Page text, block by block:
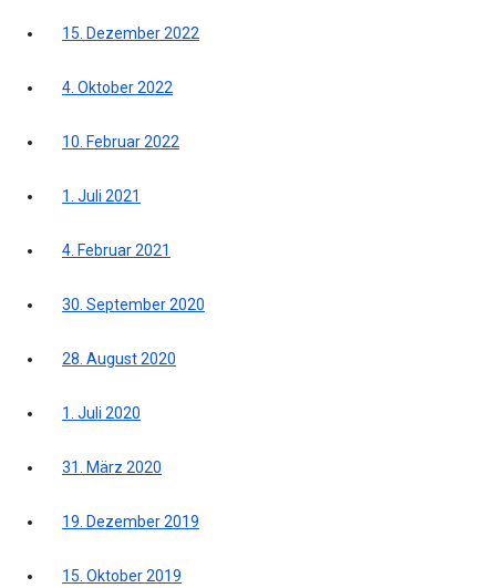
15. Dezember 2022
4. Oktober 2022
10. Februar 2022
1. Juli 2021
4. Februar 2021
30. September 2020
28. August 2020
1. Juli 2020
31. März 2020
19. Dezember 2019
15. Oktober 2019